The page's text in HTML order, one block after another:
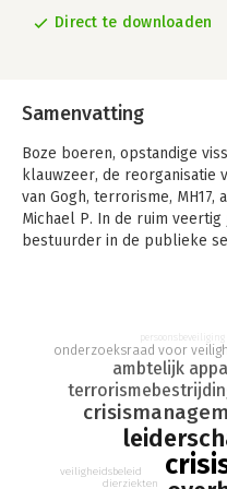
Direct te downloaden
Samenvatting
Boze boeren, opstandige
klauwzeer, de reorganisatie
van Gogh, terrorisme, MH17,
Michael P. In de ruim
bestuurder in de publieke
Een biografie vindt hij
Memoires klinkt te
dit boek opgetekende
het zelf noemt. Joustra wil
beschrijven. Niet vanuit
vanuit zijn eigen ervaring.
ambtelijk
onderzoeksraad voor
dierziekten
veiligheidsbeleid
persoonsbeveiliging